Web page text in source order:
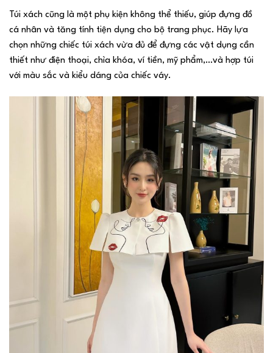
Túi xách cũng là một phụ kiện không thể thiếu, giúp đựng đồ
cá nhân và tăng tính tiện dụng cho bộ trang phục. Hãy lựa
chọn những chiếc túi xách vừa đủ để đựng các vật dụng cần
thiết như điện thoại, chìa khóa, ví tiền, mỹ phẩm,…và hợp túi
với màu sắc và kiểu dáng của chiếc váy.